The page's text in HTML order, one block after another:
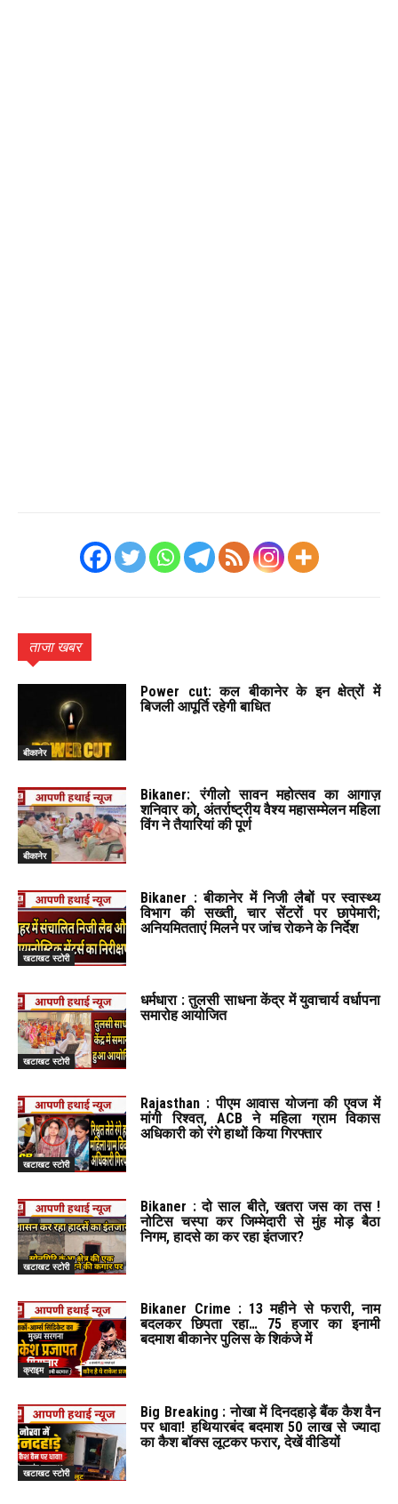
ताजा खबर
बीकानेर
Power cut: कल बीकानेर के इन क्षेत्रों में
बिजली आपूर्ति रहेगी बाधित
बीकानेर
Bikaner: रंगीलो सावन महोत्सव का आगाज़
शनिवार को, अंतर्राष्ट्रीय वैश्य महासम्मेलन महिला
विंग ने तैयारियां की पूर्ण
खटाखट स्टोरी
Bikaner : बीकानेर में निजी लैबों पर स्वास्थ्य
विभाग की सख्ती, चार सेंटरों पर छापेमारी;
अनियमितताएं मिलने पर जांच रोकने के निर्देश
खटाखट स्टोरी
धर्मधारा : तुलसी साधना केंद्र में युवाचार्य वर्धापना
समारोह आयोजित
खटाखट स्टोरी
Rajasthan : पीएम आवास योजना की एवज में
मांगी रिश्वत, ACB ने महिला ग्राम विकास
अधिकारी को रंगे हाथों किया गिरफ्तार
खटाखट स्टोरी
Bikaner : दो साल बीते, खतरा जस का तस !
नोटिस चस्पा कर जिम्मेदारी से मुंह मोड़ बैठा
निगम, हादसे का कर रहा इंतजार?
क्राइम
Bikaner Crime : 13 महीने से फरारी, नाम
बदलकर छिपता रहा… 75 हजार का इनामी
बदमाश बीकानेर पुलिस के शिकंजे में
खटाखट स्टोरी
Big Breaking : नोखा में दिनदहाड़े बैंक कैश वैन
पर धावा! हथियारबंद बदमाश 50 लाख से ज्यादा
का कैश बॉक्स लूटकर फरार, देखें वीडियों